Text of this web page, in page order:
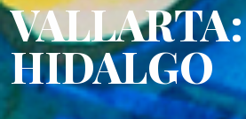
HIDALGO